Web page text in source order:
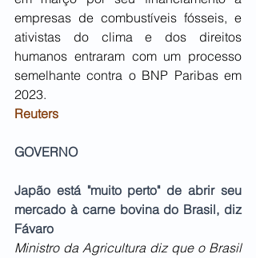
empresas de combustíveis fósseis, e
ativistas do clima e dos direitos
humanos entraram com um processo
semelhante contra o BNP Paribas em
2023.
Reuters
GOVERNO
Japão está "muito perto" de abrir seu
mercado à carne bovina do Brasil, diz
Fávaro
Ministro da Agricultura diz que o Brasil